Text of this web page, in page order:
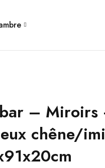
– Miroirs
chêne/